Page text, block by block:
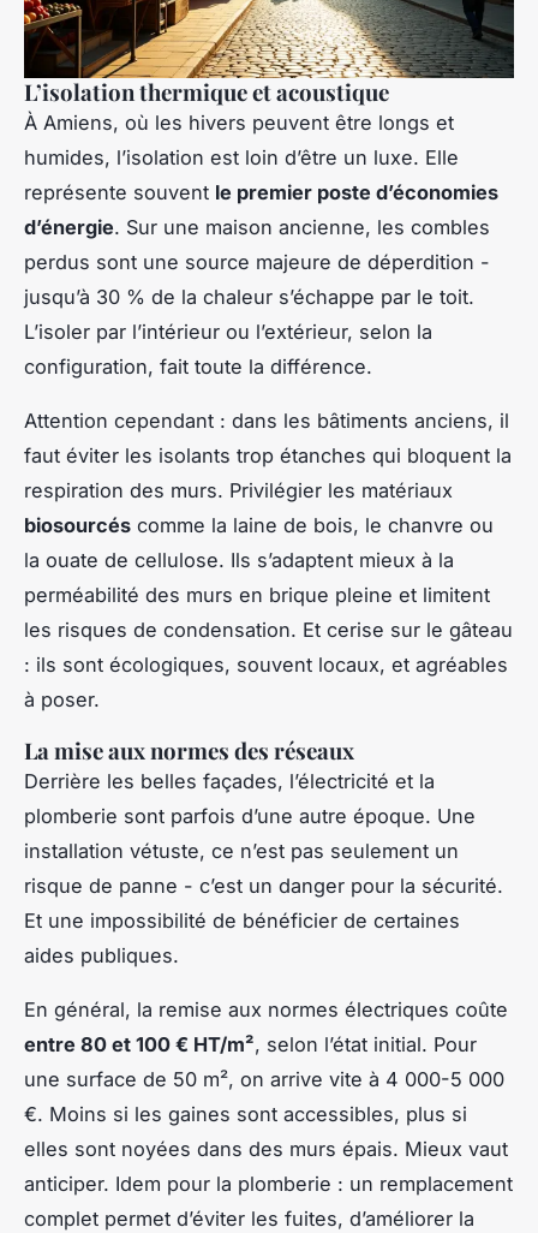
L’isolation thermique et acoustique
À Amiens, où les hivers peuvent être longs et
humides, l’isolation est loin d’être un luxe. Elle
représente souvent le premier poste d’économies
d’énergie. Sur une maison ancienne, les combles
perdus sont une source majeure de déperdition -
jusqu’à 30 % de la chaleur s’échappe par le toit.
L’isoler par l’intérieur ou l’extérieur, selon la
configuration, fait toute la différence.
Attention cependant : dans les bâtiments anciens, il
faut éviter les isolants trop étanches qui bloquent la
respiration des murs. Privilégier les matériaux
biosourcés comme la laine de bois, le chanvre ou
la ouate de cellulose. Ils s’adaptent mieux à la
perméabilité des murs en brique pleine et limitent
les risques de condensation. Et cerise sur le gâteau
: ils sont écologiques, souvent locaux, et agréables
à poser.
La mise aux normes des réseaux
Derrière les belles façades, l’électricité et la
plomberie sont parfois d’une autre époque. Une
installation vétuste, ce n’est pas seulement un
risque de panne - c’est un danger pour la sécurité.
Et une impossibilité de bénéficier de certaines
aides publiques.
En général, la remise aux normes électriques coûte
entre 80 et 100 € HT/m², selon l’état initial. Pour
une surface de 50 m², on arrive vite à 4 000-5 000
€. Moins si les gaines sont accessibles, plus si
elles sont noyées dans des murs épais. Mieux vaut
anticiper. Idem pour la plomberie : un remplacement
complet permet d’éviter les fuites, d’améliorer la